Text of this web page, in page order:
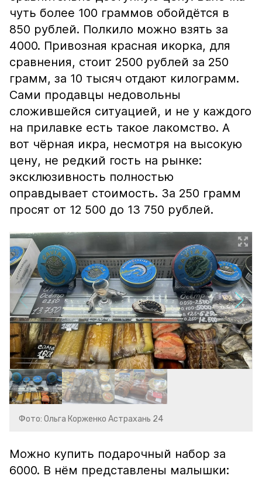
чуть более 100 граммов обойдётся в
850 рублей. Полкило можно взять за
4000. Привозная красная икорка, для
сравнения, стоит 2500 рублей за 250
грамм, за 10 тысяч отдают килограмм.
Сами продавцы недовольны
сложившейся ситуацией, и не у каждого
на прилавке есть такое лакомство. А
вот чёрная икра, несмотря на высокую
цену, не редкий гость на рынке:
эксклюзивность полностью
оправдывает стоимость. За 250 грамм
просят от 12 500 до 13 750 рублей.
Фото: Ольга Корженко Астрахань 24
Можно купить подарочный набор за
6000. В нём представлены малышки: